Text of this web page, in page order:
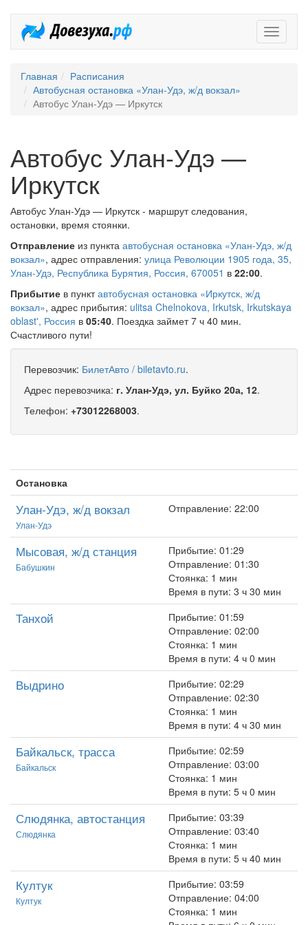
Главная
Расписания
Автобусная остановка «Улан-Удэ, ж/д вокзал»
Автобус Улан-Удэ — Иркутск
Автобус Улан-Удэ —
Иркутск
Автобус Улан-Удэ — Иркутск - маршрут следования,
остановки, время стоянки.
Отправление из пункта автобусная остановка «Улан-Удэ, ж/д
вокзал», адрес отправления: улица Революции 1905 года, 35,
Улан-Удэ, Республика Бурятия, Россия, 670051 в 22:00.
Прибытие в пунктавтобусная остановка «Иркутск, ж/д
вокзал», адрес прибытия: ulitsa Chelnokova, Irkutsk, Irkutskaya
oblast', Россия в 05:40. Поездка займет 7 ч 40 мин.
Счастливого пути!
Перевозчик: БилетАвто / biletavto.ru.
Адрес перевозчика: г. Улан-Удэ, ул. Буйко 20а, 12.
Телефон: +73012268003.
Остановка
Улан-Удэ, ж/д вокзал
Улан-Удэ
Отправление: 22:00
Мысовая, ж/д станция
Бабушкин
Прибытие: 01:29
Отправление: 01:30
Стоянка: 1 мин
Время в пути: 3 ч 30 мин
Танхой
Прибытие: 01:59
Отправление: 02:00
Стоянка: 1 мин
Время в пути: 4 ч 0 мин
Выдрино
Прибытие: 02:29
Отправление: 02:30
Стоянка: 1 мин
Время в пути: 4 ч 30 мин
Байкальск, трасса
Байкальск
Прибытие: 02:59
Отправление: 03:00
Стоянка: 1 мин
Время в пути: 5 ч 0 мин
Слюдянка, автостанция
Слюдянка
Прибытие: 03:39
Отправление: 03:40
Стоянка: 1 мин
Время в пути: 5 ч 40 мин
Култук
Култук
Прибытие: 03:59
Отправление: 04:00
Стоянка: 1 мин